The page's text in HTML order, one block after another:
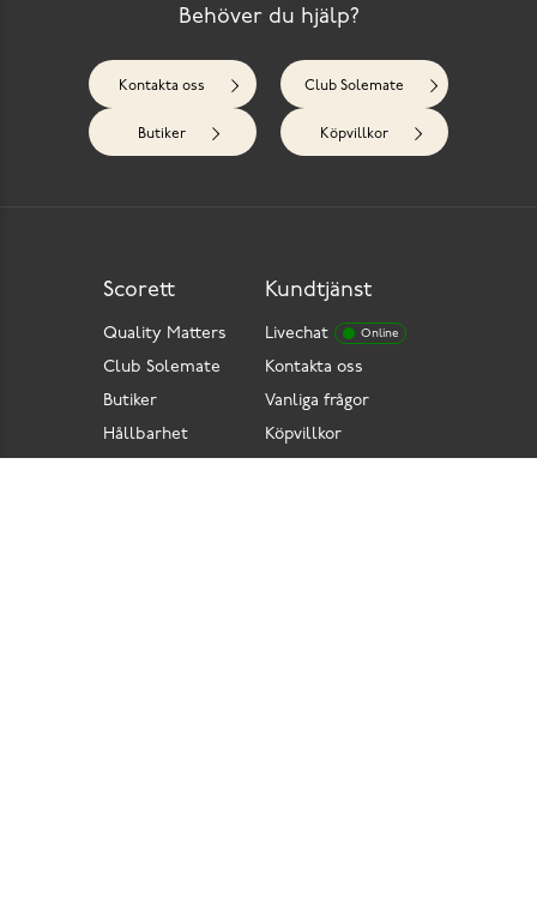
Behöver du hjälp?
Kontakta oss Club Solemate
Butiker Köpvillkor
Kundtjänst
Livechat Online
Kontakta oss
Vanliga frågor
Köpvillkor
Scorett
Quality Matters
Club Solemate
Butiker
Hållbarhet